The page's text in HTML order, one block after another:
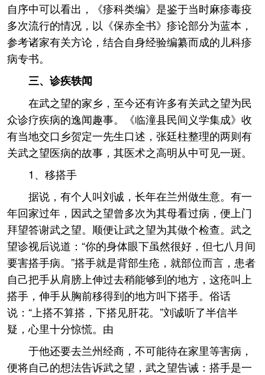
自序中可以看出，《疹科类编》是鉴于当时麻疹毒疫
多次流行的情况，以《保赤全书》疹论部分为蓝本，
参考诸家有关方论，结合自身经验编纂而成的儿科疹
病专书。
三、诊疾轶闻
在武之望的家乡，至今还有许多有关武之望为民
众诊疗疾病的逸闻趣事。《临潼县民间义学集成》收
有当地交口乡贺定一先生口述，张廷柱整理的两则有
关武之望医病的故事，其医术之高明从中可见一斑。
1、移搭手
据说，有个人叫刘诚，长年在兰州做生意。有一
年回家过年，因武之望曾多次为其母看过病，便上门
拜望答谢武之望。顺便让武之望为其做个检查。武之
望诊视后说道：“你的身体眼下虽然很好，但七八月间
要害搭手病。”搭手就是背部生疮，就部位而言，患者
自己把手从肩膀上伸过去稍能够到的地方，这疮叫上
搭手，伸手从胸前移得到的地方叫下搭手。俗话
说：“上搭不算搭，下搭见肝花。”刘诚听了半信半
疑，心里十分惊慌。由
于他还要去兰州经商，不可能待在家里等害病，
便将自己的想法告诉武之望，武之望告诫：搭手是一